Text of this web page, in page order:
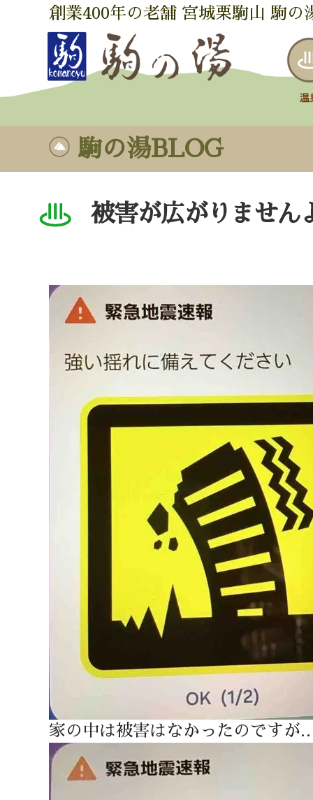
創業400年の老舗 宮城栗駒山 駒の
駒の湯BLOG
被害が広がりませ
家の中は被害はなかったのですが